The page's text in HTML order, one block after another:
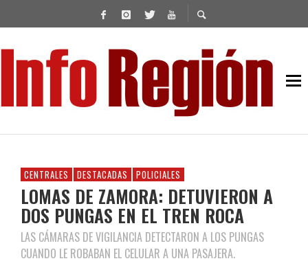
CENTRALES DESTACADAS POLICIALES
LOMAS DE ZAMORA: DETUVIERON A
DOS PUNGAS EN EL TREN ROCA
LAS CÁMARAS DE VIGILANCIA DETECTARON A LOS PUNGAS
CUANDO LE ROBABAN EL CELULAR A UNA PASAJERA.